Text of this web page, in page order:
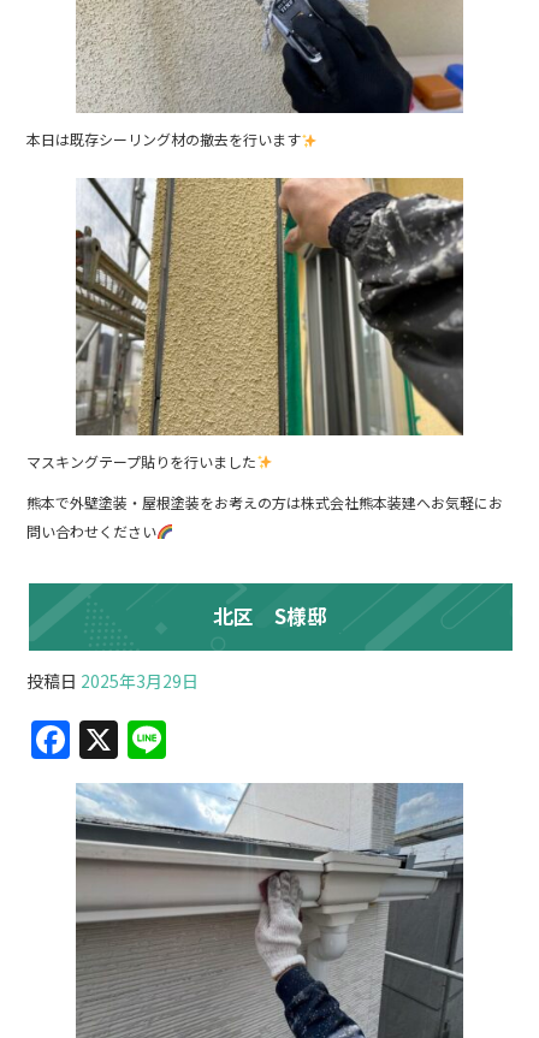
本日は既存シーリング材の撤去を行います
マスキングテープ貼りを行いました
熊本で外壁塗装・屋根塗装をお考えの方は株式会社熊本装建へお気軽にお
問い合わせください
北区 S様邸
投稿日 2025年3月29日
F
a
c
e
b
o
o
k
X
n
e